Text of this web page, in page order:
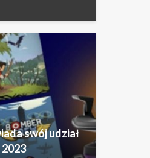
swój udział